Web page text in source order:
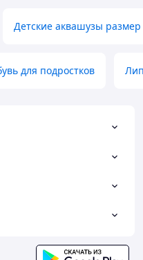
Детские аквашузы размер
для подростков